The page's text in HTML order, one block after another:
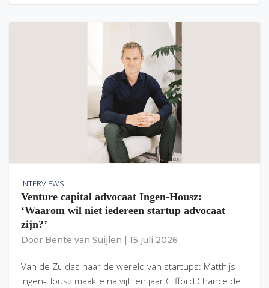
INTERVIEWS
Venture capital advocaat Ingen-Housz:
‘Waarom wil niet iedereen startup advocaat
zijn?’
Door Bente van Suijlen 15 juli 2026
Van de Zuidas naar de wereld van startups: Matthijs
Ingen-Housz maakte na vijftien jaar Clifford Chance de